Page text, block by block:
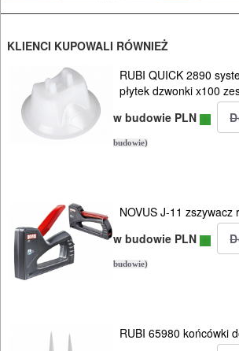
ROBOCZA
I
SPRZĘT
AGD
PILARKI-
KOSIARKI-
KOSY
MYJKI
KLIENCI KUPOWALI RÓWNIEŻ
RUBI QUICK 2890
płytek dzwonki x100
w budowie PLN
budowie)
NOVUS J-11
w budowie PLN
budowie)
RUBI 65980 końcówki